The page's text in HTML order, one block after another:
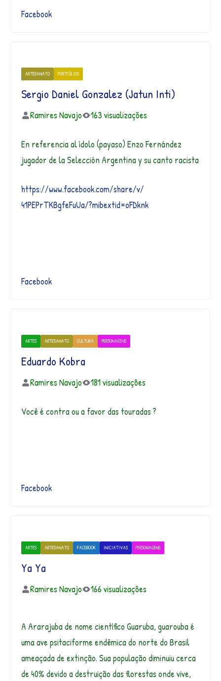
Facebook
ARTESANATO PORTFÓLIOS
Sergio Daniel Gonzalez (Jatun Inti)
Ramires Navajo 163 visualizações
En referencia al ídolo (payaso) Enzo Fernández
jugador de la Selección Argentina y su canto racista
https://www.facebook.com/share/v/
41PEPrTKBgfeFuUa/?mibextid=oFDknk
Facebook
ARTES ARTESANATO CULTURA PERSONAGENS
Eduardo Kobra
Ramires Navajo 181 visualizações
Você é contra ou a favor das touradas ?
Facebook
ARTES ARTESANATO FACEBOOK INICIATIVAS PERSONAGENS
Ya Ya
Ramires Navajo 166 visualizações
A Ararajuba de nome científico Guaruba, guarouba é
uma ave psitaciforme endêmica do norte do Brasil
ameaçada de extinção. Sua população diminuiu cerca
de 40% devido a destruição das florestas onde vive,